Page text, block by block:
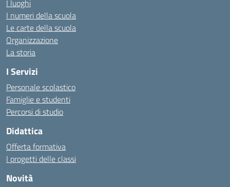
I luoghi
I numeri della scuola
Le carte della scuola
Organizzazione
La storia
I Servizi
Personale scolastico
Famiglie e studenti
Percorsi di studio
Didattica
Offerta formativa
I progetti delle classi
Novità